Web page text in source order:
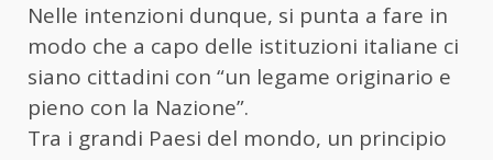
Nelle intenzioni dunque, si punta a fare in
modo che a capo delle istituzioni italiane ci
siano cittadini con “un legame originario e
pieno con la Nazione”.
Tra i grandi Paesi del mondo, un principio